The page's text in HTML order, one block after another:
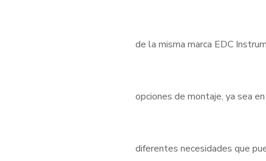
de la misma marca EDC
opciones de montaje, ya sea
diferentes necesidades que